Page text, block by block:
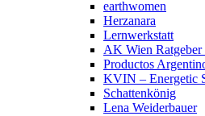
earthwomen
Herzanara
Lernwerkstatt
AK Wien Ratgeber
Productos
KVIN – Energetic
Schattenkönig
Lena Weiderbauer